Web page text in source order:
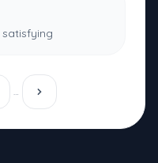
…